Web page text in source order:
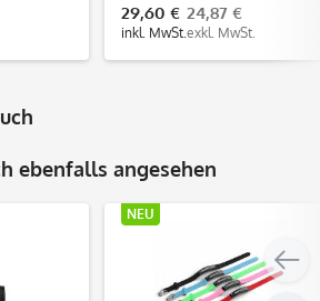
29,60 €
inkl. MwSt.
24,87 €
exkl. MwSt.
ebenfalls angesehen
NEU